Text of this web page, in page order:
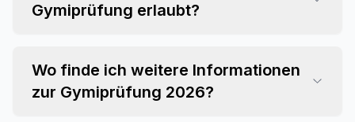
Gymiprüfung erlaubt?
Wo finde ich weitere Informationen
zur Gymiprüfung 2026?